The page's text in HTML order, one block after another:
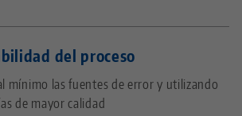
del proceso
mínimo las fuentes de error y utilizando
de mayor calidad